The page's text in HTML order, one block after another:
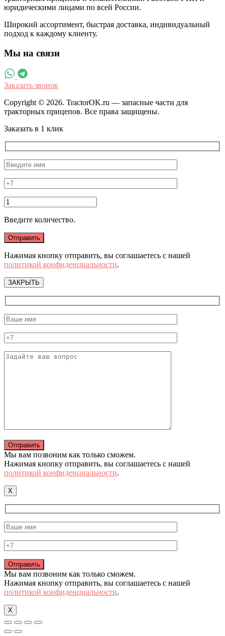
юридическими лицами по всей России.
Широкий ассортимент, быстрая доставка, индивидуальный
подход к каждому клиенту.
Мы на связи
Заказать звонок
Copyright © 2026. TractorOK.ru — запасные части для
тракторных прицепов. Все права защищены.
Заказать в 1 клик
Введите количество.
Нажимая кнопку отправить, вы соглашаетесь с нашей
политикой конфиденциальности.
ЗАКРЫТЬ
Мы вам позвоним как только сможем.
Нажимая кнопку отправить, вы соглашаетесь с нашей
политикой конфиденциальности.
X
Мы вам позвоним как только сможем.
Нажимая кнопку отправить, вы соглашаетесь с нашей
политикой конфиденциальности.
X